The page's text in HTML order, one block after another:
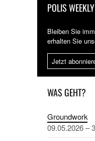
POLIS WEEKLY
Bleiben Sie
erhalten Sie
Jetzt
WAS GEHT?
Groundwork
09.05.2026 –